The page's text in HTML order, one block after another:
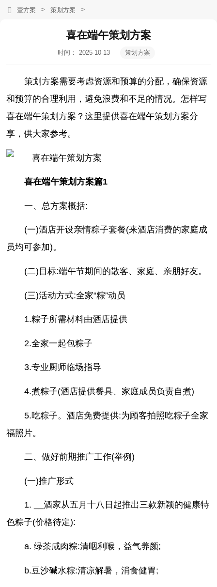
壹方案 > 策划方案 >
喜在端午策划方案
时间：
2025-10-13
策划方案
策划方案需要考虑资源和预算的分配，确保资源
和预算的合理利用，避免浪费和不足的情况。怎样写
喜在端午策划方案？这里提供喜在端午策划方案分
享，供大家参考。
喜在端午策划方案篇1
一、总方案概括:
(一)酒店开设亲情粽子套餐(来酒店消费的家庭成
员均可参加)。
(二)目标:端午节期间的散客、家庭、亲朋好友。
(三)活动方式:全家“粽”动员
1.粽子所需材料由酒店提供
2.全家一起包粽子
3.专业厨师临场指导
4.煮粽子(酒店提供餐具、家庭成员负责自煮)
5.吃粽子。酒店免费提供:为顾客拍照吃粽子全家
福照片。
二、做好前期推广工作(举例)
(一)推广形式
1. __酒家从五月十八日起推出三款新颖的健康特
色粽子(价格待定):
a. 绿茶咸肉粽:清咽利喉，益气养颜;
b.豆沙碱水粽:清凉解暑，消食健胃;